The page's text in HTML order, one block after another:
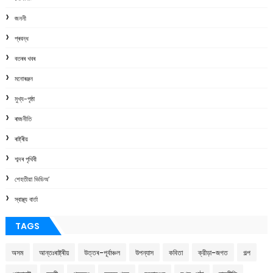
জননী
প্ৰবন্ধ
বতৰৰ খবৰ
মনোৰঞ্জন
মুখ্য-পৃষ্ঠা
ৰাজনীতি
ৰাষ্ট্ৰীয়
শব্দৰ পৃথিবী
শেহতীয়া ভিডিঅ’
স্বাস্থ্য বাৰ্তা
TAGS
অসম আন্তঃৰাষ্ট্ৰীয় উত্তৰ-পূৰ্বাঞ্চল উপন্যাস কবিতা ক্রীড়া-জগত গল্প